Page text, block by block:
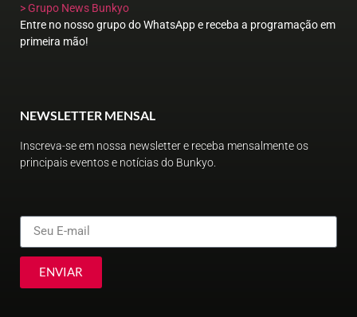
> Grupo News Bunkyo
Entre no nosso grupo do WhatsApp e receba a programação em
primeira mão!
NEWSLETTER MENSAL
Inscreva-se em nossa newsletter e receba mensalmente os
principais eventos e notícias do Bunkyo.
ENVIAR